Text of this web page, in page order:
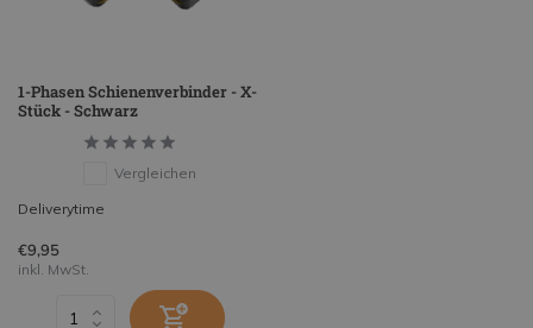
1-Phasen Schienenverbinder - X-
Stück - Schwarz
Vergleichen
Deliverytime
€9,95
inkl. MwSt.